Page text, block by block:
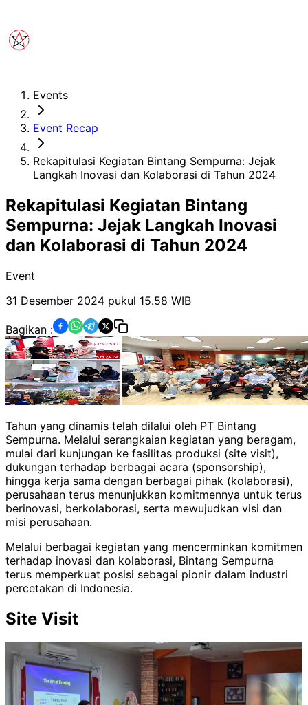
Events
Event Recap
Rekapitulasi Kegiatan Bintang Sempurna: Jejak
Langkah Inovasi dan Kolaborasi di Tahun 2024
Rekapitulasi Kegiatan Bintang
Sempurna: Jejak Langkah Inovasi
dan Kolaborasi di Tahun 2024
Event
31 Desember 2024 pukul 15.58 WIB
Bagikan :
Tahun yang dinamis telah dilalui oleh PT Bintang
Sempurna. Melalui serangkaian kegiatan yang beragam,
mulai dari kunjungan ke fasilitas produksi (site visit),
dukungan terhadap berbagai acara (sponsorship),
hingga kerja sama dengan berbagai pihak (kolaborasi),
perusahaan terus menunjukkan komitmennya untuk terus
berinovasi, berkolaborasi, serta mewujudkan visi dan
misi perusahaan.
Melalui berbagai kegiatan yang mencerminkan komitmen
terhadap inovasi dan kolaborasi, Bintang Sempurna
terus memperkuat posisi sebagai pionir dalam industri
percetakan di Indonesia.
Site Visit